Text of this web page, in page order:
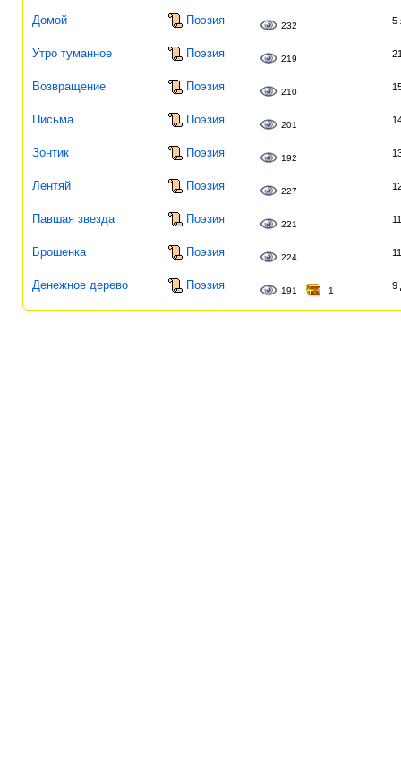
Домой Поэзия 232 5
Утро туманное Поэзия 219
Возвращение Поэзия 210
Письма Поэзия 201
Зонтик Поэзия 192
Лентяй Поэзия 227
Павшая звезда Поэзия 221
Брошенка Поэзия 224
Денежное дерево Поэзия 191 1 9